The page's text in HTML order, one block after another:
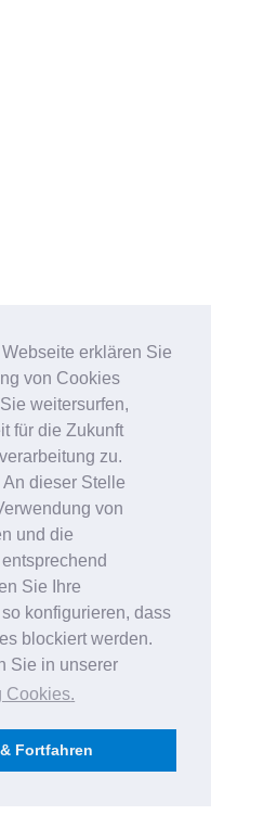
erklären Sie
von Cookies
weitersurfen,
für die Zukunft
zu.
dieser Stelle
von
und die
Sie Ihre
konfigurieren, dass
blockiert werden.
Sie in unserer
Cookies.
Fortfahren